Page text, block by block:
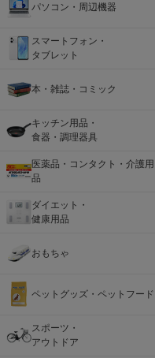
パソコン・周辺機器
スマートフォン・
タブレット
本・雑誌・コミック
キッチン用品・
食器・調理器具
医薬品・コンタクト・介護用
品
ダイエット・
健康用品
おもちゃ
ペットグッズ・ペットフード
スポーツ・
アウトドア